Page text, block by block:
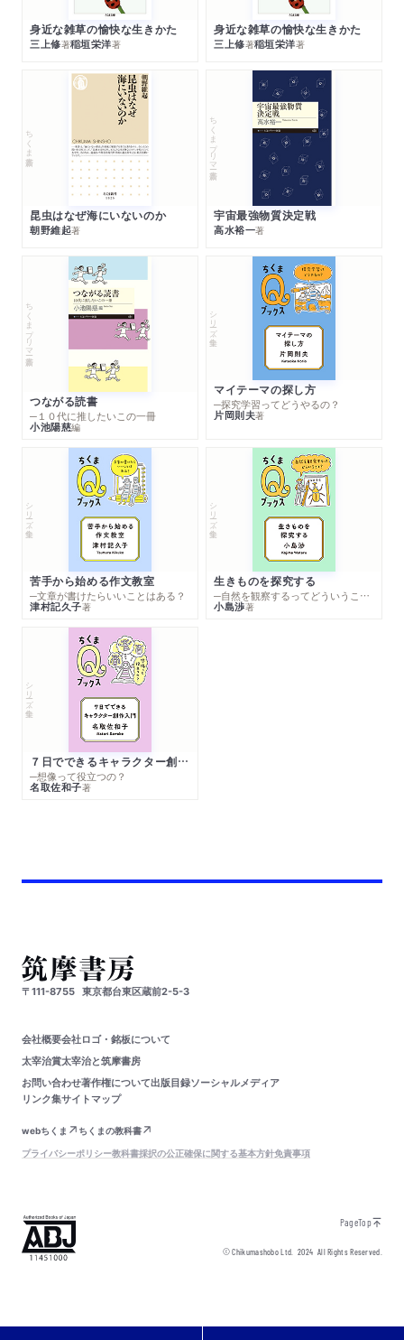
身近な雑草の愉快な生きかた
三上修著稲垣栄洋著
身近な雑草の愉快な生きかた
三上修著稲垣栄洋著
ちくま新書
昆虫はなぜ海にいないのか
朝野維起著
ちくまプリマー新書
宇宙最強物質決定戦
高水裕一著
ちくまプリマー新書
つながる読書
─１０代に推したいこの一冊
小池陽慈編
シリーズ・全集
マイテーマの探し方
─探究学習ってどうやるの？
片岡則夫著
シリーズ・全集
苦手から始める作文教室
─文章が書けたらいいことはある？
津村記久子著
シリーズ・全集
生きものを探究する
─自然を観察するってどういうこと？
小島渉著
シリーズ・全集
７日でできるキャラクター創作入門
─想像って役立つの？
名取佐和子著
〒111-8755 東京都台東区蔵前2-5-3
会社概要会社ロゴ・銘板について
太宰治賞太宰治と筑摩書房
お問い合わせ著作権について出版目録ソーシャルメディア
リンク集サイトマップ
webちくま
ちくまの教科書
プライバシーポリシー教科書採択の公正確保に関する基本方針免責事項
PageTop
© Chikumashobo Ltd.2024 All Rights Reserved.